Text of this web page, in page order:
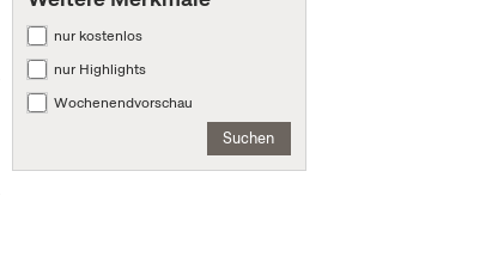
nur kostenlos
nur Highlights
Wochenendvorschau
Suchen